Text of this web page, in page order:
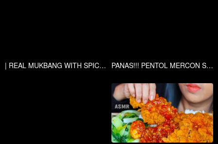
| REAL MUKBANG WITH SPICY BLACK BEAN NOODELS & PIRO ACHAR | PANAS!!! PENTOL MERCON SIRAM SAMBEL GOANG SETAN?!